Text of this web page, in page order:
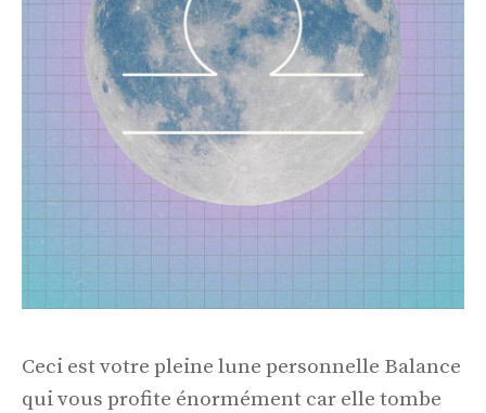
Ceci est votre pleine lune personnelle Balance
qui vous profite énormément car elle tombe